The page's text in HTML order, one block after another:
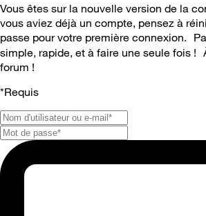
Vous êtes sur la nouvelle version de la
vous aviez déjà un compte, pensez à
passe pour votre première connexion.
simple, rapide, et à faire une seule fois !
forum !
*Requis